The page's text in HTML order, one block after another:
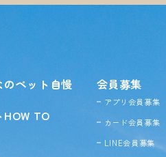
のペット自慢
TO
会員募集
アプリ会員募集
カード会員募集
LINE会員募集